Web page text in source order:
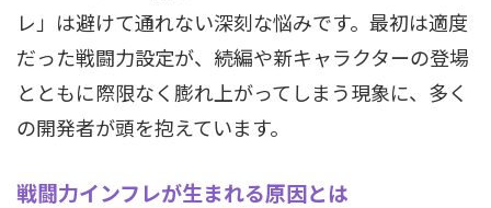
レ」は避けて通れない深刻な悩みです。最初は適度
だった戦闘力設定が、続編や新キャラクターの登場
とともに際限なく膨れ上がってしまう現象に、多く
の開発者が頭を抱えています。
戦闘力インフレが生まれる原因とは